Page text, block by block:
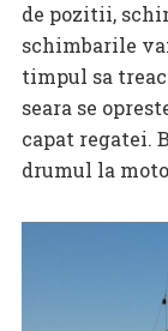
de pozitii,
schimbarile
timpul sa
seara se
capat regatei.
drumul la